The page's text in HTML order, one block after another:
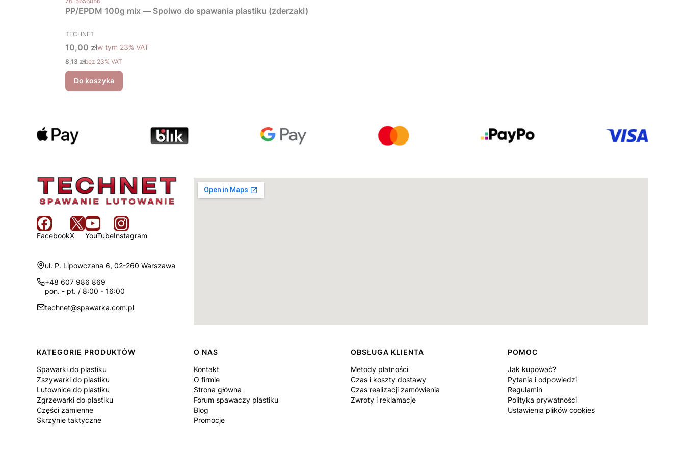
PP/EPDM 100g mix — Spoiwo do spawania plastiku (zderzaki)
PRODUCENT
TECHNET
Cena brutto
10,00 złw tym %s VAT
w tym 23% VAT
Cena netto
8,13 złbez 23% VAT
Do koszyka
FacebookX YouTubeInstagram
Adres:
ul. P. Lipowczana 6, 02-260 Warszawa
+48 607 986 869
pon. - pt. / 8:00 - 16:00
technet@spawarka.com.pl
Linki w stopce
KATEGORIE PRODUKTÓW
Spawarki do plastiku
Zszywarki do plastiku
Lutownice do plastiku
Zgrzewarki do plastiku
Części zamienne
Skrzynie taktyczne
O NAS
Kontakt
O firmie
Strona główna
Forum spawaczy plastiku
Blog
Promocje
OBSŁUGA KLIENTA
Metody płatności
Czas i koszty dostawy
Czas realizacji zamówienia
Zwroty i reklamacje
POMOC
Jak kupować?
Pytania i odpowiedzi
Regulamin
Polityka prywatności
Ustawienia plików cookies